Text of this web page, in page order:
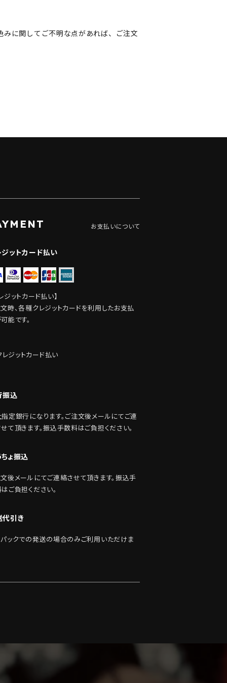
に関してご不明な点があれば、ご注文
お支払いについて
ットカード払い
ジットカード払い】
時、各種クレジットカードを利用したお支払
能です。
振込
定銀行になります。ご注文後メールにてご連
て頂きます。振込手数料はご負担ください。
ょ振込
後メールにてご連絡させて頂きます。振込手
ご負担ください。
代引き
ックでの発送の場合のみご利用いただけま